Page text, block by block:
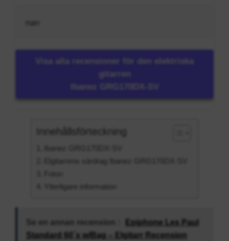
nan
Visa alla recensioner för den elektriska
gitarren
Ibanez GRG170DX-SV
Innehållsförteckning
Se en annan recension :
Epiphone Les Paul
Standard 60´s w/Bag – Elgitarr Recension